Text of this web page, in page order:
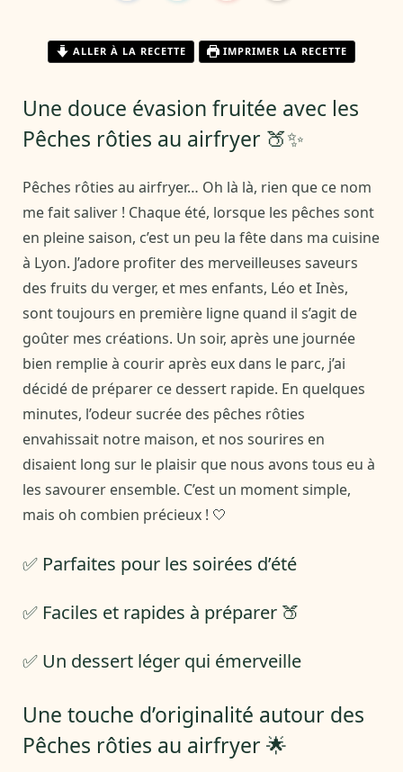
ALLER À LA RECETTE IMPRIMER LA RECETTE
Une douce évasion fruitée avec les
Pêches rôties au airfryer 🍑✨
Pêches rôties au airfryer… Oh là là, rien que ce nom
me fait saliver ! Chaque été, lorsque les pêches sont
en pleine saison, c’est un peu la fête dans ma cuisine
à Lyon. J’adore profiter des merveilleuses saveurs
des fruits du verger, et mes enfants, Léo et Inès,
sont toujours en première ligne quand il s’agit de
goûter mes créations. Un soir, après une journée
bien remplie à courir après eux dans le parc, j’ai
décidé de préparer ce dessert rapide. En quelques
minutes, l’odeur sucrée des pêches rôties
envahissait notre maison, et nos sourires en
disaient long sur le plaisir que nous avons tous eu à
les savourer ensemble. C’est un moment simple,
mais oh combien précieux ! 🤍
✅ Parfaites pour les soirées d’été
✅ Faciles et rapides à préparer 🍑
✅ Un dessert léger qui émerveille
Une touche d’originalité autour des
Pêches rôties au airfryer 🌟